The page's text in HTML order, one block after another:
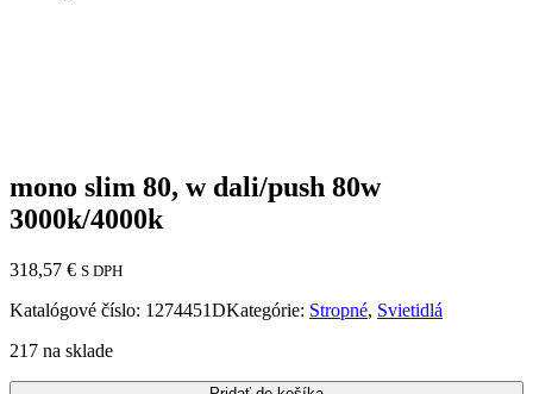
mono slim 80, w dali/push 80w
3000k/4000k
318,57 € S DPH
Katalógové číslo: 1274451DKategórie: Stropné, Svietidlá
217 na sklade